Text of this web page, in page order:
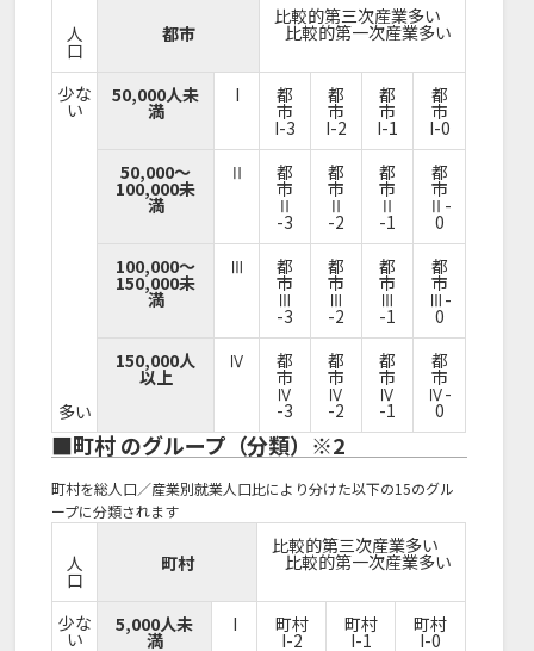
人
口
都市
比較的第三次産業多い
比較的第一次産業多い
少な
い
多い
50,000人未
満
I 都
市
I-3
都
市
I-2
都
市
I-1
都
市
I-0
50,000～
100,000未
満
Ⅱ 都
市
Ⅱ
-3
都
市
Ⅱ
-2
都
市
Ⅱ
-1
都
市
Ⅱ-
0
100,000～
150,000未
満
Ⅲ 都
市
Ⅲ
-3
都
市
Ⅲ
-2
都
市
Ⅲ
-1
都
市
Ⅲ-
0
150,000人
以上
Ⅳ 都
市
Ⅳ
-3
都
市
Ⅳ
-2
都
市
Ⅳ
-1
都
市
Ⅳ-
0
■町村 のグループ（分類）※2
町村を総人口／産業別就業人口比により分けた以下の15のグル
ープに分類されます
人
口
町村
比較的第三次産業多い
比較的第一次産業多い
少な
い
5,000人未
満
I 町村
I-2
町村
I-1
町村
I-0